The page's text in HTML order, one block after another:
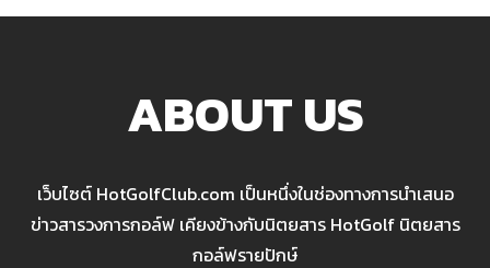
ABOUT US
เว็บไซต์ HotGolfClub.com เป็นหนึ่งในช่องทางการนำเสนอ
ข่าวสารวงการกอล์ฟ เคียงข้างกับนิตยสาร HotGolf นิตยสาร
กอล์ฟรายปักษ์